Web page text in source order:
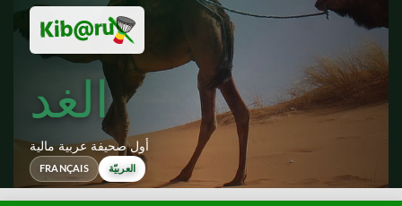
الغد
أول صحيفة عربية مالية
FRANÇAIS العربيّة